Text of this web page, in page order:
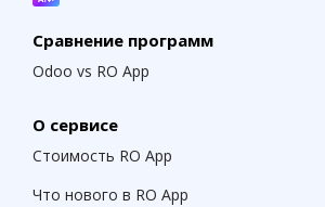
Сравнение программ
Odoo vs RO App
О сервисе
Стоимость RO App
Что нового в RO App